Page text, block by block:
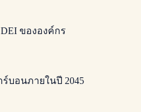
DEI ขององค์กร
บอนภายในปี 2045